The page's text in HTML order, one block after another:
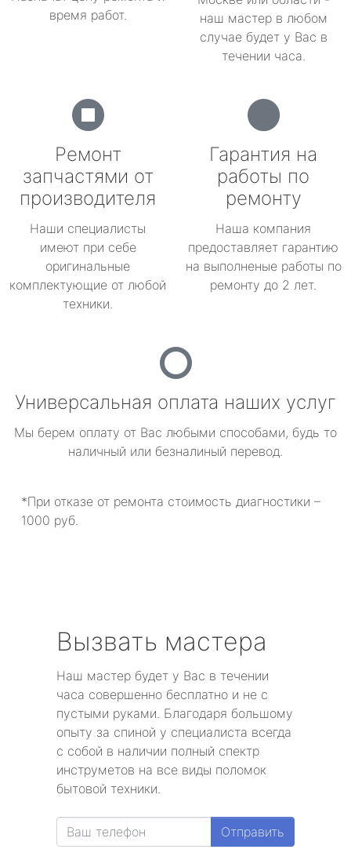
время работ.
наш мастер в любом
случае будет у Вас в
течении часа.
Ремонт
запчастями от
производителя
Наши специалисты
имеют при себе
оригинальные
комплектующие от любой
техники.
Гарантия на
работы по
ремонту
Наша компания
предоставляет гарантию
на выполненые работы по
ремонту до 2 лет.
Универсальная оплата наших услуг
Мы берем оплату от Вас любыми способами, будь то
наличный или безналиный перевод.
*При отказе от ремонта стоимость диагностики –
1000 руб.
Вызвать мастера
Наш мастер будет у Вас в течении
часа совершенно бесплатно и не с
пустыми руками. Благодаря большому
опыту за спиной у специалиста всегда
с собой в наличии полный спектр
инструметов на все виды поломок
бытовой техники.
Отправить